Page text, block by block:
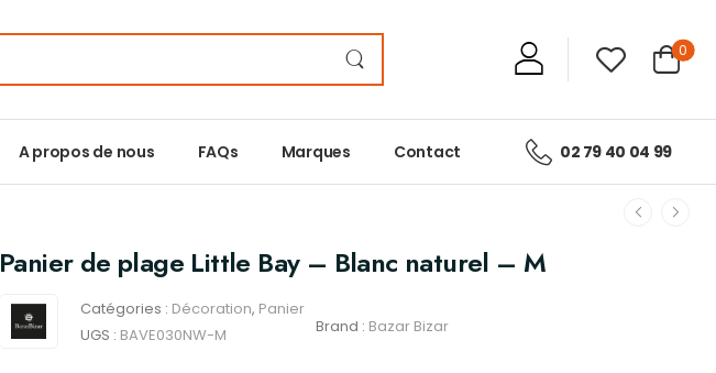
0
A propos de nous FAQs Marques Contact 02 79 40 04 99
Panier de plage Little Bay – Blanc naturel – M
Catégories : Décoration, Panier
UGS : BAVE030NW-M Brand : Bazar Bizar